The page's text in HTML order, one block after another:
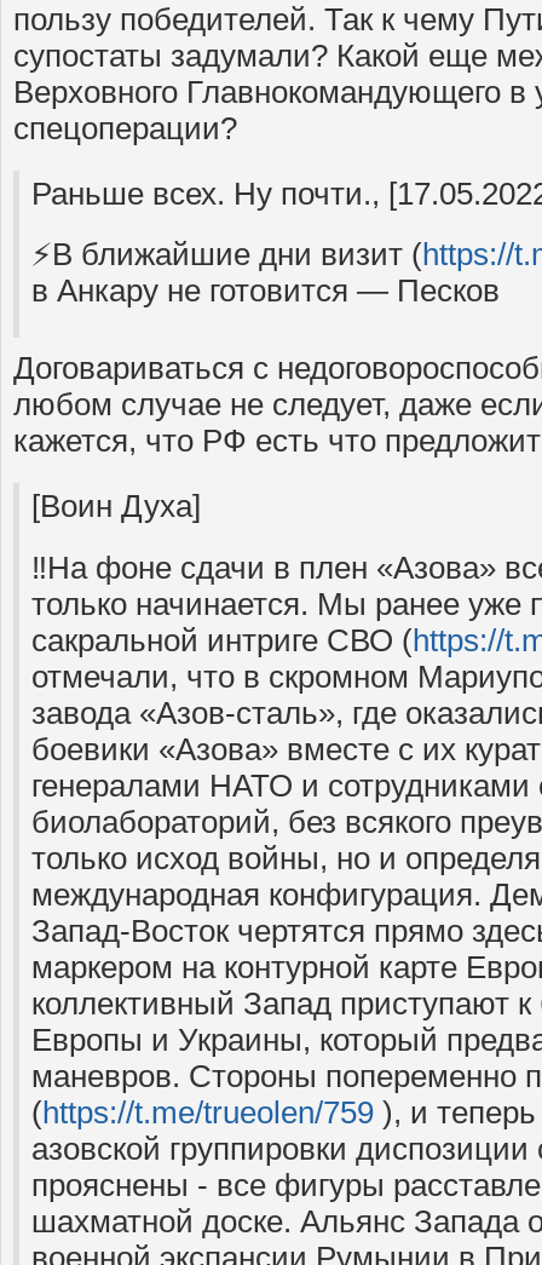
пользу победителей. Так к чему
супостаты задумали? Какой еще
Верховного Главнокомандующего в
спецоперации?
Раньше всех. Ну почти.,
⚡️В ближайшие дни визит (https://
в Анкару не готовится — Песков
Договариваться с
любом случае не следует, даже
кажется, что РФ есть что
[Воин Духа]
‼️На фоне сдачи в плен «Азова»
только начинается. Мы ранее уже
сакральной интриге СВО (https://
отмечали, что в скромном
завода «Азов-сталь», где
боевики «Азова» вместе с их
генералами НАТО и сотрудниками
биолабораторий, без всякого
только исход войны, но и
международная конфигурация.
Запад-Восток чертятся прямо
маркером на контурной карте
коллективный Запад приступают
Европы и Украины, который
маневров. Стороны попеременно
(https://t.me/trueolen/759 ), и
азовской группировки
прояснены - все фигуры
шахматной доске. Альянс Запада
военной экспансии Румынии в